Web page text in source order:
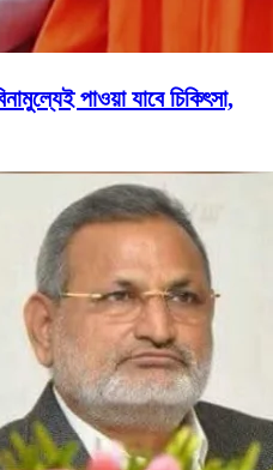
পাওয়া যাবে চিকিৎসা,